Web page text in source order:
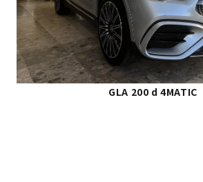
GLA 200 d 4MATIC